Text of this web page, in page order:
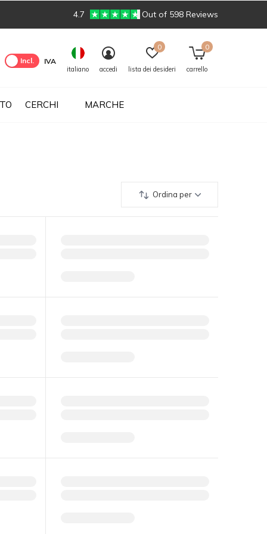
CERCHI MARCHE
Incl. IVA
italiano accedi lista dei desideri
0
carrello
0
4.7 Out of 598 Reviews
Ordina per